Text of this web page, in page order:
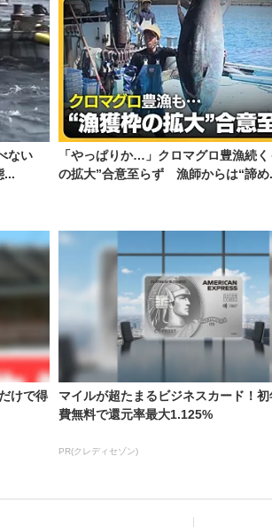
ない
...
「やっぱりか…」クロマグロ豊漁続
の拡大”合意至らず 漁師からは“諦め
けで得
マイルが超たまるビジネスカード！
費無料で還元率最大1.125%
PR(クレディセゾン)